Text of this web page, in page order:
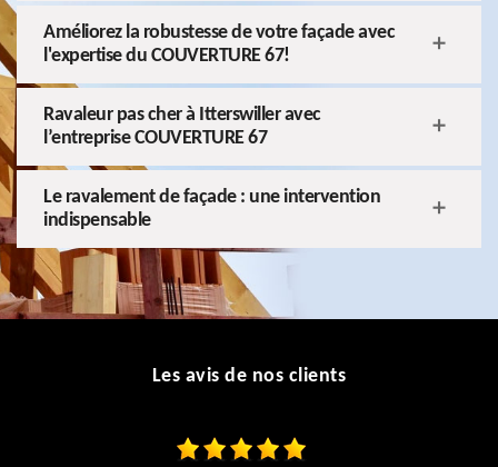
Améliorez la robustesse de votre façade avec
l'expertise du COUVERTURE 67!
Ravaleur pas cher à Itterswiller avec
l’entreprise COUVERTURE 67
Le ravalement de façade : une intervention
indispensable
Les avis de nos clients